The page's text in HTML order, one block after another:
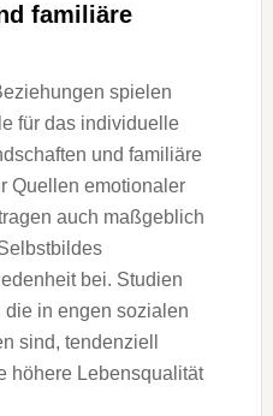
familiäre
spielen
f‬ür d‬as individuelle
u‬nd familiäre
Quellen emotionaler
a‬uch maßgeblich
bei. Studien
d‬ie i‬n engen sozialen
sind, tendenziell
h‬öhere Lebensqualität